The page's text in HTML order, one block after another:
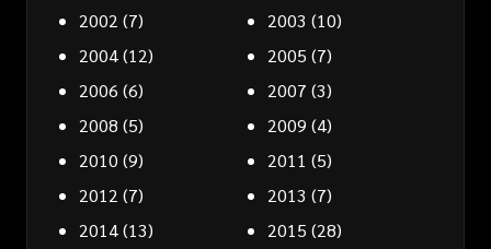
2002 (7) 2003 (10)
2004(12) 2005 (7)
2006 (6) 2007 (3)
2008 (5) 2009 (4)
2010 (9) 2011 (5)
2012 (7) 2013 (7)
2014(13) 2015 (28)